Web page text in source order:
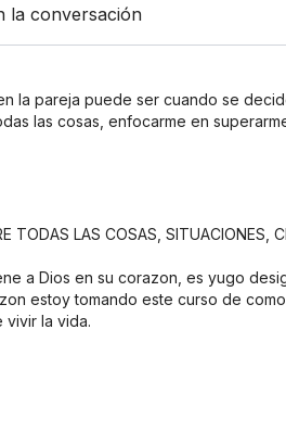
la conversación
la pareja puede ser cuando se
las cosas, enfocarme en
TODAS LAS COSAS, SITUACIONES,
a Dios en su corazon, es yugo
estoy tomando este curso de
vivir la vida.